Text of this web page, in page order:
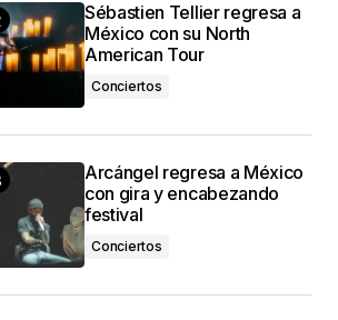
Sébastien Tellier regresa a
México con su North
American Tour
Conciertos
Arcángel regresa a México
con gira y encabezando
festival
Conciertos